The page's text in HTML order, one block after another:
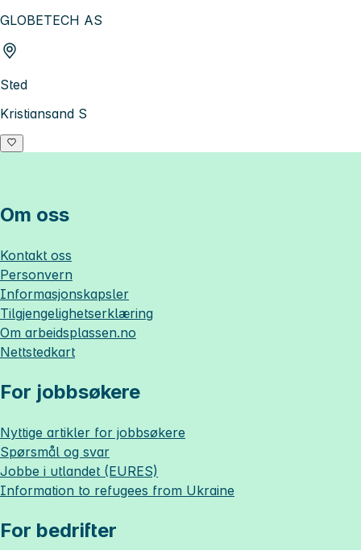
GLOBETECH AS
Sted
Kristiansand S
Om oss
Kontakt oss
Personvern
Informasjonskapsler
Tilgjengelighetserklæring
Om arbeidsplassen.no
Nettstedkart
For jobbsøkere
Nyttige artikler for jobbsøkere
Spørsmål og svar
Jobbe i utlandet (EURES)
Information to refugees from Ukraine
For bedrifter